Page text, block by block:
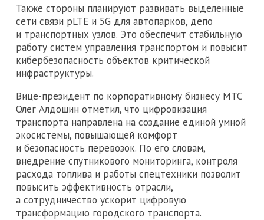
Также стороны планируют развивать выделенные
сети связи pLTE и 5G для автопарков, депо
и транспортных узлов. Это обеспечит стабильную
работу систем управления транспортом и повысит
кибербезопасность объектов критической
инфраструктуры.
Вице-президент по корпоративному бизнесу МТС
Олег Алдошин отметил, что цифровизация
транспорта направлена на создание единой умной
экосистемы, повышающей комфорт
и безопасность перевозок. По его словам,
внедрение спутникового мониторинга, контроля
расхода топлива и работы спецтехники позволит
повысить эффективность отрасли,
а сотрудничество ускорит цифровую
трансформацию городского транспорта.